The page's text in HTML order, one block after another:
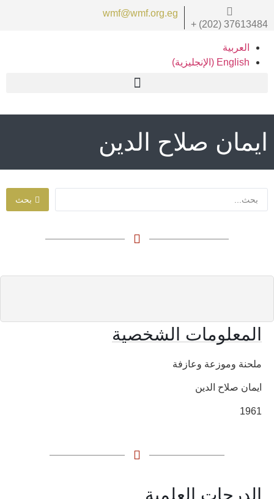
+ (202) 37613484
wmf@wmf.org.eg
العربية
English
( الإنجليزية)
ايمان صلاح الدين
بحث
المعلومات الشخصية
ملحنة وموزعة وعازفة
ايمان صلاح الدين
1961
الدرجات العلمية